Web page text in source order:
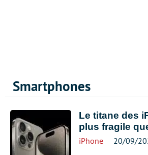
Smartphones
Le titane des
plus fragile
iPhone 20/09/